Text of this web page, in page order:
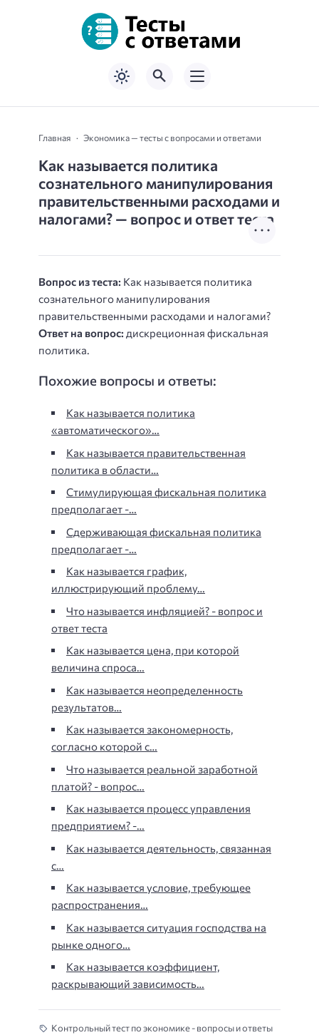
Главная Экономика — тесты с вопросами и ответами
Как называется политика
сознательного манипулирования
правительственными расходами и
налогами? — вопрос и ответ теста
Вопрос из теста: Как называется политика
сознательного манипулирования
правительственными расходами и налогами?
Ответ на вопрос: дискреционная фискальная
политика.
Похожие вопросы и ответы:
Как называется политика
«автоматического»…
Как называется правительственная
политика в области…
Стимулирующая фискальная политика
предполагает -…
Сдерживающая фискальная политика
предполагает -…
Как называется график,
иллюстрирующий проблему…
Что называется инфляцией? - вопрос и
ответ теста
Как называется цена, при которой
величина спроса…
Как называется неопределенность
результатов…
Как называется закономерность,
согласно которой с…
Что называется реальной заработной
платой? - вопрос…
Как называется процесс управления
предприятием? -…
Как называется деятельность, связанная
с…
Как называется условие, требующее
распространения…
Как называется ситуация господства на
рынке одного…
Как называется коэффициент,
раскрывающий зависимость…
Контрольный тест по экономике - вопросы и ответы